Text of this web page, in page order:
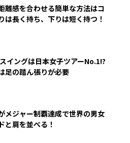
離感を合わせる簡単な方法はコ
長く持ち、下りは短く持つ！
イングは日本女子ツアーNo.1!?
足の踏ん張りが必要
メジャー制覇達成で世界の男女
と肩を並べる！